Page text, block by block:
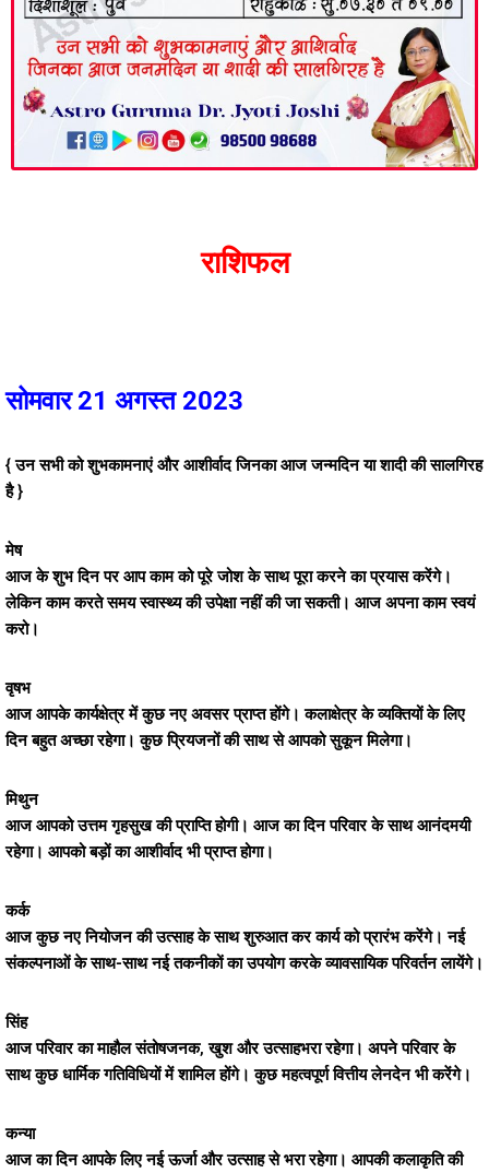
राशिफल
सोमवार 21 अगस्त 2023
{ उन सभी को शुभकामनाएं और आशीर्वाद जिनका आज जन्मदिन या शादी की सालगिरह
है }
मेष
आज के शुभ दिन पर आप काम को पूरे जोश के साथ पूरा करने का प्रयास करेंगे।
लेकिन काम करते समय स्वास्थ्य की उपेक्षा नहीं की जा सकती। आज अपना काम स्वयं
करो।
वृषभ
आज आपके कार्यक्षेत्र में कुछ नए अवसर प्राप्त होंगे। कलाक्षेत्र के व्यक्तियों के लिए
दिन बहुत अच्छा रहेगा। कुछ प्रियजनों की साथ से आपको सुकून मिलेगा।
मिथुन
आज आपको उत्तम गृहसुख की प्राप्ति होगी। आज का दिन परिवार के साथ आनंदमयी
रहेगा। आपको बड़ों का आशीर्वाद भी प्राप्त होगा।
कर्क
आज कुछ नए नियोजन की उत्साह के साथ शुरुआत कर कार्य को प्रारंभ करेंगे। नई
संकल्पनाओं के साथ-साथ नई तकनीकों का उपयोग करके व्यावसायिक परिवर्तन लायेंगे।
सिंह
आज परिवार का माहौल संतोषजनक, खुश और उत्साहभरा रहेगा। अपने परिवार के
साथ कुछ धार्मिक गतिविधियों में शामिल होंगे। कुछ महत्वपूर्ण वित्तीय लेनदेन भी करेंगे।
कन्या
आज का दिन आपके लिए नई ऊर्जा और उत्साह से भरा रहेगा। आपकी कलाकृति की